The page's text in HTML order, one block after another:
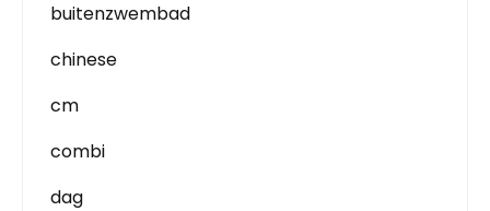
buitenzwembad
chinese
cm
combi
dag